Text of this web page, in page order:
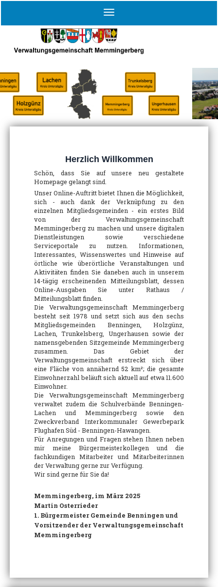
Herzlich Willkommen
Schön, dass Sie auf unsere neu gestaltete
Homepage gelangt sind.
Unser Online-Auftritt bietet Ihnen die Möglichkeit,
sich - auch dank der Verknüpfung zu den
einzelnen Mitgliedsgemeinden - ein erstes Bild
von der Verwaltungsgemeinschaft
Memmingerberg zu machen und unsere digitalen
Dienstleistungen sowie verschiedene
Serviceportale zu nutzen. Informationen,
Interessantes, Wissenswertes und Hinweise auf
örtliche wie überörtliche Veranstaltungen und
Aktivitäten finden Sie daneben auch in unserem
14-tägig erscheinenden Mitteilungsblatt, dessen
Online-Ausgaben Sie unter Rathaus /
Mitteilungsblatt finden.
Die Verwaltungsgemeinschaft Memmingerberg
besteht seit 1978 und setzt sich aus den sechs
Mitgliedsgemeinden Benningen, Holzgünz,
Lachen, Trunkelsberg, Ungerhausen sowie der
namensgebenden Sitzgemeinde Memmingerberg
zusammen. Das Gebiet der
Verwaltungsgemeinschaft erstreckt sich über
eine Fläche von annähernd 52 km²; die gesamte
Einwohnerzahl beläuft sich aktuell auf etwa 11.600
Einwohner.
Die Verwaltungsgemeinschaft Memmingerberg
verwaltet zudem die Schulverbände Benningen-
Lachen und Memmingerberg sowie den
Zweckverband Interkommunaler Gewerbepark
Flughafen Süd - Benningen-Hawangen.
Für Anregungen und Fragen stehen Ihnen neben
mir meine Bürgermeisterkollegen und die
fachkundigen Mitarbeiter und Mitarbeiterinnen
der Verwaltung gerne zur Verfügung.
Wir sind gerne für Sie da!
Memmingerberg, im März 2025
Martin Osterrieder
1. Bürgermeister Gemeinde Benningen und
Vorsitzender der Verwaltungsgemeinschaft
Memmingerberg